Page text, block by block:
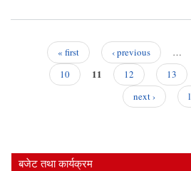
« first ‹ previous …
10
11 12 13
next ›
बजेट तथा कार्यक्रम